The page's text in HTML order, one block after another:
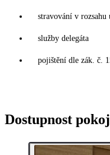
stravování v rozsahu
služby delegáta
pojištění dle zák. č.
Dostupnost